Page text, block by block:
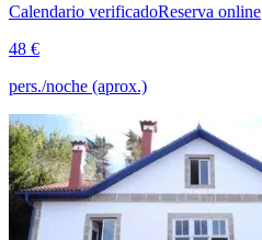
Calendario verificadoReserva online
48 €
pers./noche (aprox.)